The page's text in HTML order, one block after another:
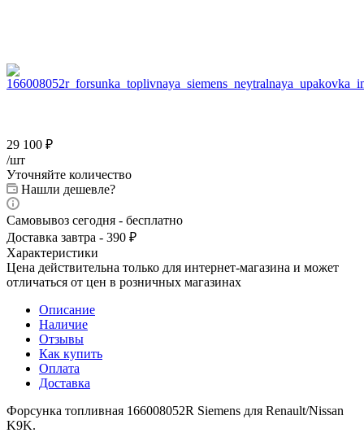
29 100 ₽
/шт
Уточняйте количество
Нашли дешевле?
Самовывоз сегодня - бесплатно
Доставка завтра - 390 ₽
Характеристики
Цена действительна только для интернет-магазина и может
отличаться от цен в розничных магазинах
Описание
Наличие
Отзывы
Как купить
Оплата
Доставка
Форсунка топливная 166008052R Siemens для Renault/Nissan
K9K.